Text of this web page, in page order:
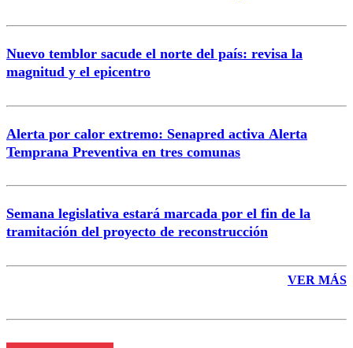
Nuevo temblor sacude el norte del país: revisa la
magnitud y el epicentro
Alerta por calor extremo: Senapred activa Alerta
Temprana Preventiva en tres comunas
Semana legislativa estará marcada por el fin de la
tramitación del proyecto de reconstrucción
VER MÁS